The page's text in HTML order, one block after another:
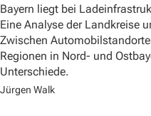
Bayern liegt bei
Eine Analyse der Landkreise
Zwischen
Regionen in Nord- und
Unterschiede.
Jürgen Walk